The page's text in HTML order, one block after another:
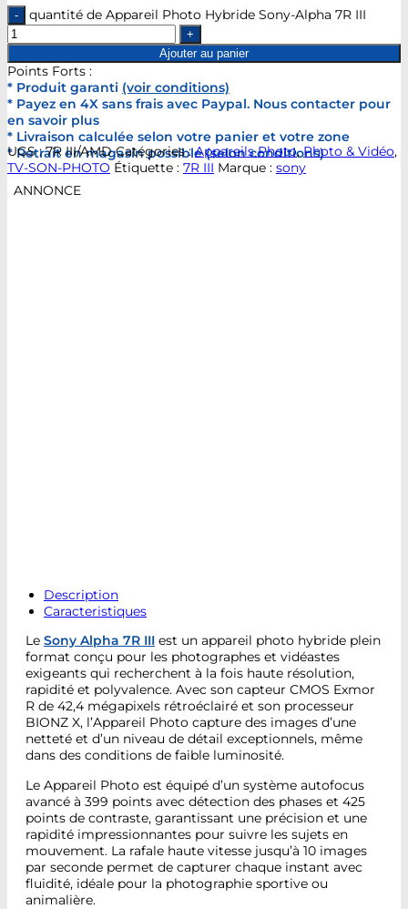
quantité de Appareil Photo Hybride Sony-Alpha 7R III
Ajouter au panier
Points Forts :
* Produit garanti (voir conditions)
* Payez en 4X sans frais avec Paypal. Nous contacter pour
en savoir plus
* Livraison calculée selon votre panier et votre zone
* Retrait en magasin possible (selon conditions)
UGS :7R III/AMD Catégories :Appareils Photo,Photo & Vidéo,
TV-SON-PHOTO Étiquette : 7R III Marque : sony
ANNONCE
Description
Caracteristiques
Le Sony Alpha 7R III est un appareil photo hybride plein
format conçu pour les photographes et vidéastes
exigeants qui recherchent à la fois haute résolution,
rapidité et polyvalence. Avec son capteur CMOS Exmor
R de 42,4 mégapixels rétroéclairé et son processeur
BIONZ X, l’Appareil Photo capture des images d’une
netteté et d’un niveau de détail exceptionnels, même
dans des conditions de faible luminosité.
Le Appareil Photo est équipé d’un système autofocus
avancé à 399 points avec détection des phases et 425
points de contraste, garantissant une précision et une
rapidité impressionnantes pour suivre les sujets en
mouvement. La rafale haute vitesse jusqu’à 10 images
par seconde permet de capturer chaque instant avec
fluidité, idéale pour la photographie sportive ou
animalière.